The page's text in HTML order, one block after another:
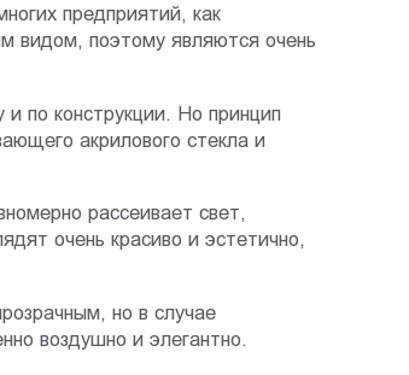
предприятий, как
видом, поэтому являются очень
по конструкции. Но принцип
акрилового стекла и
рассеивает свет,
очень красиво и эстетично,
но в случае
воздушно и элегантно.